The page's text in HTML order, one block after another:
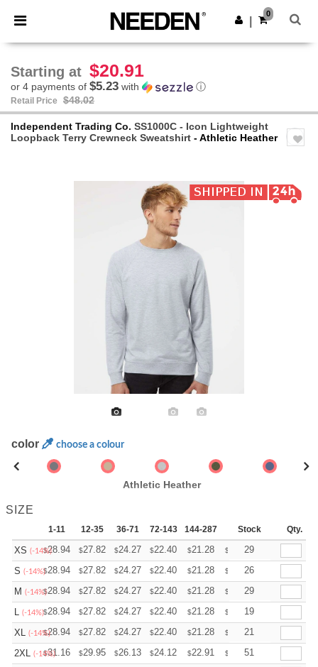
× Needen App
Better prices on app!
Get the app
0
Starting at $20.91
or 4 payments of $5.23 with ⓘ
Retail Price $48.02
Independent Trading Co. SS1000C - Icon Lightweight
Loopback Terry Crewneck Sweatshirt - Athletic Heather
color choose a colour
Athletic Heather
SIZE
1-11 12-35 36-71 72-143 144-287 288 + More
Stock Qty.
XS (-14%)
$28.94 $27.82 $24.27 $22.40 $21.28 $ 20.91
29
S (-14%)$28.94 $27.82 $24.27 $22.40 $21.28 $ 20.91
26
M (-14%)$28.94 $27.82 $24.27 $22.40 $21.28 $ 20.91
29
L (-14%)$28.94 $27.82 $24.27 $22.40 $21.28 $ 20.91
19
XL (-14%)
$28.94 $27.82 $24.27 $22.40 $21.28 $ 20.91
21
2XL (-14%)
$31.16 $29.95 $26.13 $24.12 $22.91 $ 22.51
51